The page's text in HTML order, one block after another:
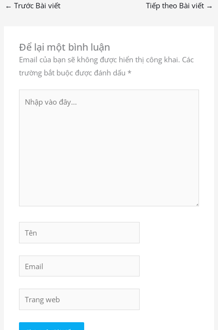
← Trước Bài viết Tiếp theo Bài viết →
Để lại một bình luận
Email của bạn sẽ không được hiển thị công khai. Các
trường bắt buộc được đánh dấu *
Tên
Trang
web